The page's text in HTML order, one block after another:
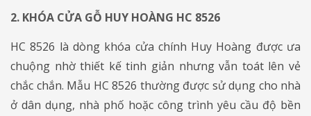
2. KHÓA CỬA GỖ HUY HOÀNG HC 8526
​​​​​​​HC 8526 là dòng khóa cửa chính Huy Hoàng được ưa
chuộng nhờ thiết kế tinh giản nhưng vẫn toát lên vẻ
chắc chắn. Mẫu HC 8526 thường được sử dụng cho nhà
ở dân dụng, nhà phố hoặc công trình yêu cầu độ bền